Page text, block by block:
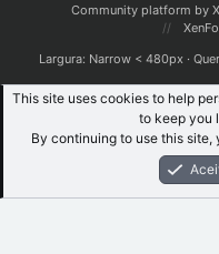
Community platform by
Largura
This site uses cookies to help
to keep you
By continuing to use this